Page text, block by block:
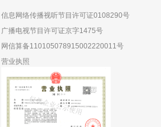
信息网络传播视听节目许可证0108290号
广播电视节目许可证京字1475号
网信算备110105078915002220011号
营业执照